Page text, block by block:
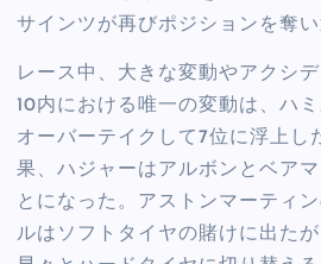
サインツが再びポジションを奪い
レース中、大きな変動やアクシ
10内における唯一の変動は、ハ
オーバーテイクして7位に浮上し
果、ハジャーはアルボンとベア
とになった。アストンマーティ
ルはソフトタイヤの賭けに出た